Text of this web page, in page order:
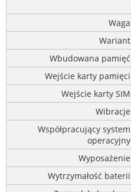
Waga
Wariant
Wbudowana pamięć
Wejście karty pamięci
Wejście karty SIM
Wibracje
Współpracujący system
operacyjny
Wyposażenie
Wytrzymałość baterii